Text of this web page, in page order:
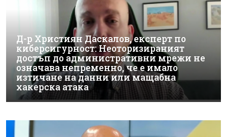
Д-р Християн Даскалов, експерт по
киберсигурност: Неоторизираният
достъп до административни мрежи не
означава непременно, че е имало
изтичане на данни или мащабна
хакерска атака